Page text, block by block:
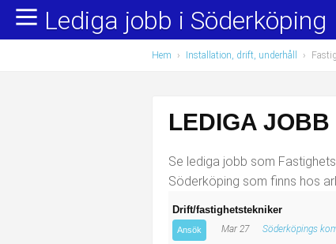
Yrkesområden
Administration, ekonomi, juridik
Försäljning, inköp, marknadsföring
Populära jobb
Undersköterska, hemtjänst och äldreboende
Lärare i förskola/Förskollärare
Lediga jobb i Söderköping
Hem › Installation, drift, underhåll ›
LEDIGA JOBB
Se lediga jobb som
Söderköping som finns hos
Drift/fastighetstekniker
Ansök Mar 27 Söderköpings